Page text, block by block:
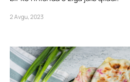
2 Avgu, 2023